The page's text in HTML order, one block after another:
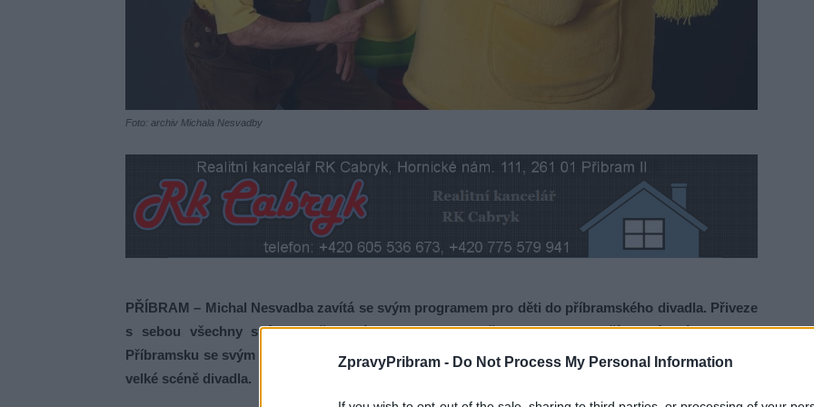
ZpravyPribram - Do Not Process My Personal Information
Foto: archiv Michala Nesvadby
PŘÍBRAM – Michal Nesvadba zavítá se svým programem pro děti do příbramského divadla. Přiveze
s sebou všechny svého hračky, nápady a kouzla. Děti tak mohou začít jarní prázdniny na
Příbramsku se svým oblíbeným kamarádem. Představení se koná v neděli 26. února od 16 hodin na
velké scéně divadla.